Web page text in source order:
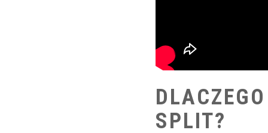
SPLIT?